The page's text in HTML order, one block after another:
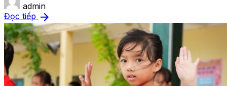
admin
Đọc tiếp arrow_forward